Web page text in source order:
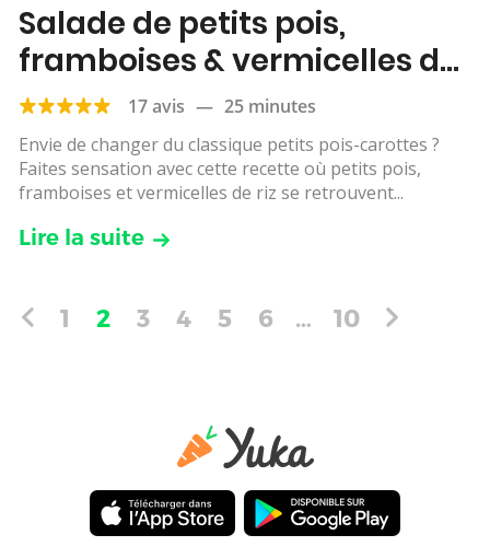
Salade de petits pois,
framboises & vermicelles de
riz
17 avis — 25 minutes
Envie de changer du classique petits pois-carottes ?
Faites sensation avec cette recette où petits pois,
framboises et vermicelles de riz se retrouvent...
Lire la suite
1 2 3 4 5 6 … 10